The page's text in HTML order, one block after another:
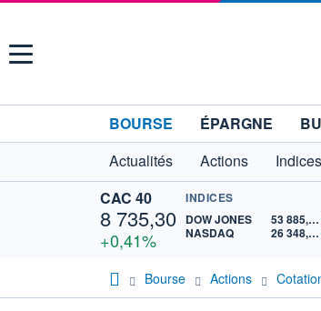
Menu
BOURSE ÉPARGNE
Actualités
Actions Indices
CAC 40
8 735,30
+0,41%
INDICES
DOW JONES
53 885,10
NASDAQ
26 348,35
Bourse Actions